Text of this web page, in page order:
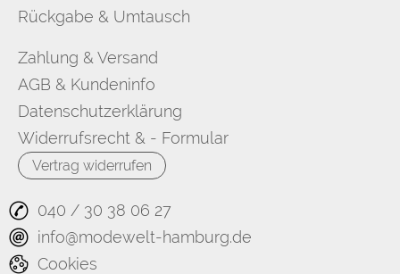
Rückgabe & Umtausch
Zahlung & Versand
AGB & Kundeninfo
Datenschutzerklärung
Widerrufsrecht & - Formular
Vertrag widerrufen
040 / 30 38 06 27
info@modewelt-hamburg.de
Cookies